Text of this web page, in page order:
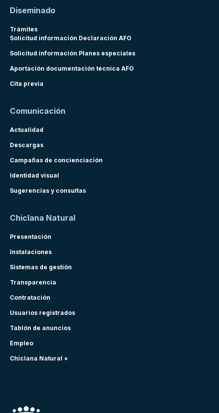
Diseminado
Trámites
Solicitud información Declaración AFO
Solicitud información Planes especiales
Aportación documentación técnica AFO
Cita previa
Comunicación
Actualidad
Descargas
Campañas de concienciación
Identidad visual
Sugerencias y consultas
Chiclana Natural
Presentación
Instalaciones
Sistemas de gestión
Transparencia
Contratación
Usuarios registrados
Tablón de anuncios
Empleo
Chiclana Natural +